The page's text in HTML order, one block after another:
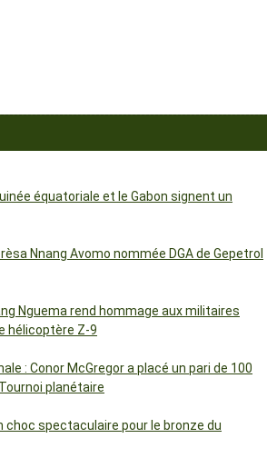
équatoriale et le Gabon signent un
Nnang Avomo nommée DGA de Gepetrol
Nguema rend hommage aux militaires
hélicoptère Z-9
: Conor McGregor a placé un pari de 100
planétaire
choc spectaculaire pour le bronze du